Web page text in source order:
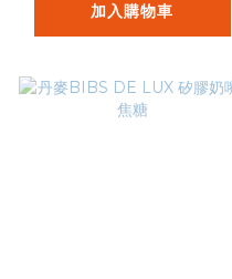
加入購物車